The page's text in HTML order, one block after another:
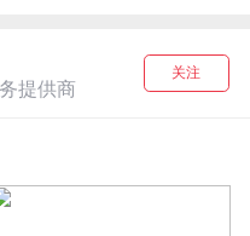
提供商
关注